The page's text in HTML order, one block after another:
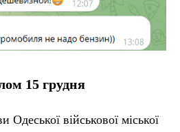
15 грудня
Одеської військової міської